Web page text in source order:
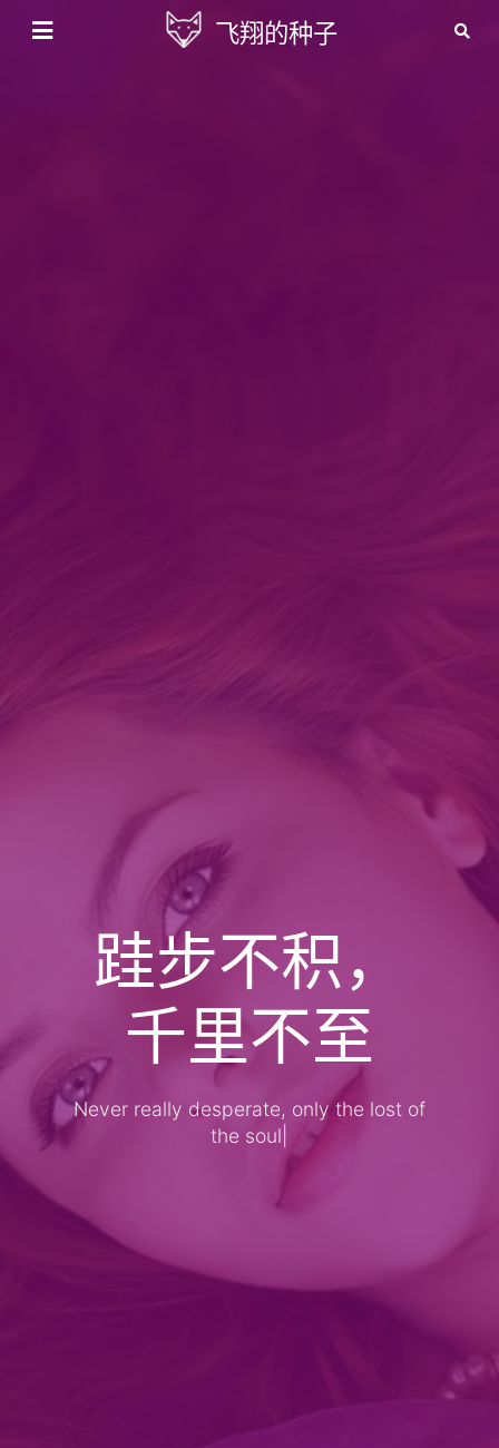
飞翔的种子
跬步不积，
千里不至
Never really desperate, only the lost of
the soul